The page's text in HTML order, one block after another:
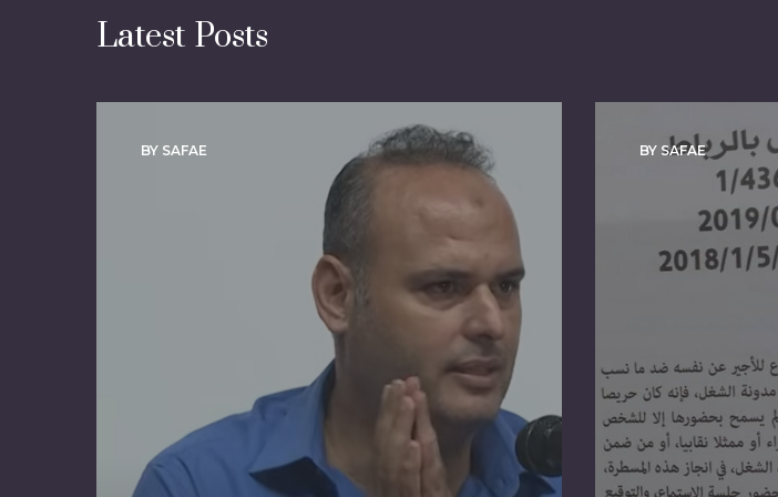
Latest Posts
BY SAFAE BY SAFAE